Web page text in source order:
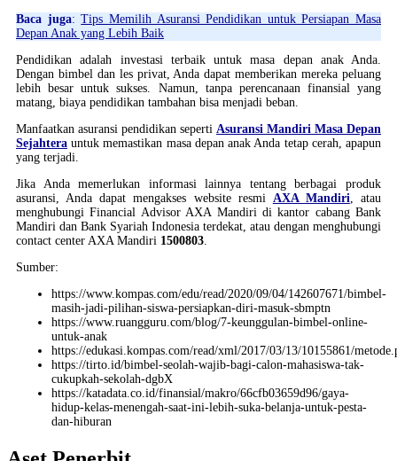
Baca juga:Tips Memilih Asuransi Pendidikan untuk Persiapan Masa
Depan Anak yang Lebih Baik
Pendidikan adalah investasi terbaik untuk masa depan anak Anda.
Dengan bimbel dan les privat, Anda dapat memberikan mereka peluang
lebih besar untuk sukses. Namun, tanpa perencanaan finansial yang
matang, biaya pendidikan tambahan bisa menjadi beban.
Manfaatkan asuransi pendidikan seperti Asuransi Mandiri Masa Depan
Sejahtera untuk memastikan masa depan anak Anda tetap cerah, apapun
yang terjadi.
Jika Anda memerlukan informasi lainnya tentang berbagai produk
asuransi, Anda dapat mengakses website resmi AXA Mandiri , atau
menghubungi Financial Advisor AXA Mandiri di kantor cabang Bank
Mandiri dan Bank Syariah Indonesia terdekat, atau dengan menghubungi
contact center AXA Mandiri 1500803
Sumber:
https://www.kompas.com/edu/read/2020/09/04/142607671/bimbel-
masih-jadi-pilihan-siswa-persiapkan-diri-masuk-sbmptn
https://www.ruangguru.com/blog/7-keunggulan-bimbel-online-
untuk-anak
https://edukasi.kompas.com/read/xml/2017/03/13/10155861/
https://tirto.id/bimbel-seolah-wajib-bagi-calon-mahasiswa-tak-
cukupkah-sekolah-dgbX
https://katadata.co.id/finansial/makro/66cfb03659d96/gaya-
hidup-kelas-menengah-saat-ini-lebih-suka-belanja-untuk-pesta-
dan-hiburan